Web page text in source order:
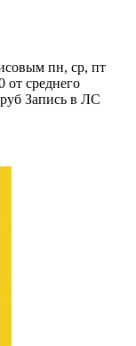
пн, ср, пт
от среднего
Запись в ЛС